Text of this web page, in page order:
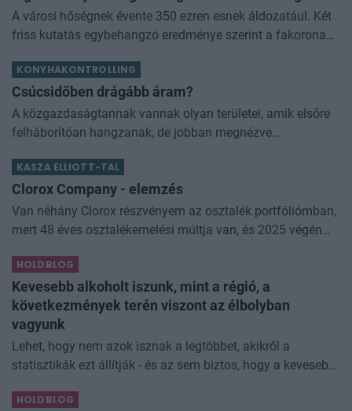
A városi hőségnek évente 350 ezren esnek áldozatául. Két
friss kutatás egybehangzó eredménye szerint a fakorona
KONYHAKONTROLLING
Csúcsidőben drágább áram?
A közgazdaságtannak vannak olyan területei, amik elsőre
felháborítóan hangzanak, de jobban megnézve
némi kellemetlenséggel is járnak. Az
KASZA ELLIOTT-TAL
Clorox Company - elemzés
Van néhány Clorox részvényem az osztalék portfóliómban,
mert 48 éves osztalékemelési múltja van, és 2025 végén
dividend king-et. Azt
HOLDBLOG
Kevesebb alkoholt iszunk, mint a régió, a
következmények terén viszont az élbolyban
vagyunk
Lehet, hogy nem azok isznak a legtöbbet, akikről a
statisztikák ezt állítják - és az sem biztos, hogy a kevesebb
Kevesebb alkoholt iszunk
HOLDBLOG